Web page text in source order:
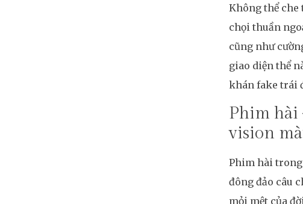
Không thể che
chọi thuần
cũng như
giao diện thể
khán fake trái
Phim
vision
Phim hài
đông đảo câu
mỏi mệt của